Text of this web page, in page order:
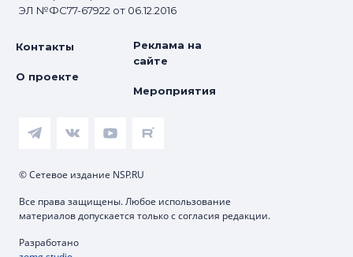
ЭЛ №ФС77-67922 от 06.12.2016
Контакты
О проекте
Реклама на
сайте
Мероприятия
© Сетевое издание NSP.RU
Все права защищены. Любое использование
материалов допускается только с согласия редакции.
Разработано